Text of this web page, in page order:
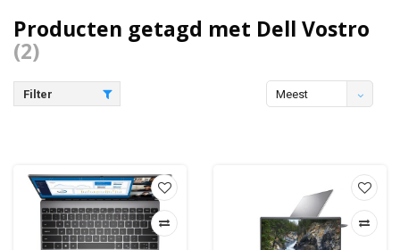
Producten getagd met Dell Vostro
(2)
Filter
Meest